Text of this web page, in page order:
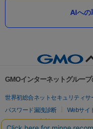
AIへの
GMOインターネットグルー
世界初総合ネットセキュリティサ
パスワード漏洩診断
Webサイ
セキュリティ相談AIチャットボッ